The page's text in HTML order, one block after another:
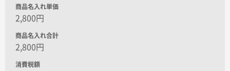
商品名入れ単価
2,800円
商品名入れ合計
2,800円
消費税額